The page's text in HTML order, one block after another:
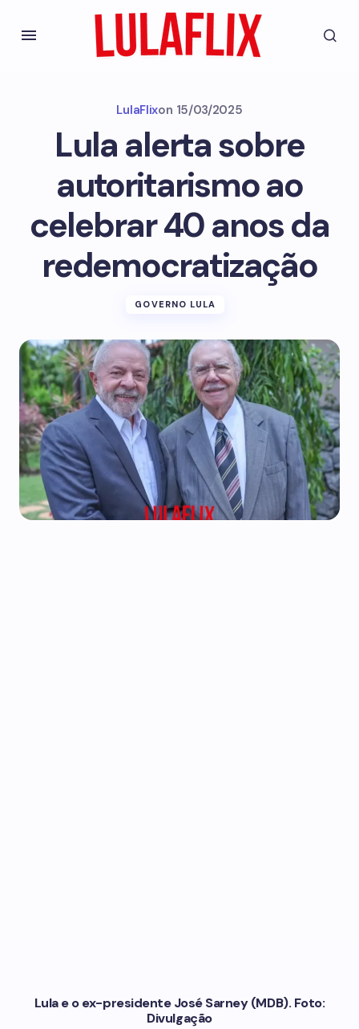
LulaFlixon 15/03/2025
Lula alerta sobre
autoritarismo ao
celebrar 40 anos da
redemocratização
GOVERNO LULA
Lula e o ex-presidente José Sarney (MDB). Foto:
Divulgação